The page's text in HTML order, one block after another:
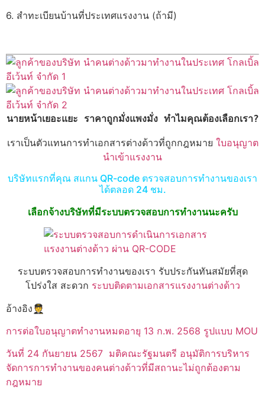
6. สำทะเบียนบ้านที่ประเทศแรงงาน (ถ้ามี)
นายหน้าเยอะแยะ ราคาถูกมั่งแพงมั่ง ทำไมคุณต้องเลือกเรา?
เราเป็นตัวแทนการทำเอกสารต่างด้าวที่ถูกกฎหมาย ใบอนุญาต
นำเข้าแรงงาน
บริษัทแรกที่คุณ สแกน QR-code ตรวจสอบการทำงานของเรา
ได้ตลอด 24 ชม.
เลือกจ้างบริษัทที่มีระบบตรวจสอบการทำงานนะครับ
ระบบตรวจสอบการทำงานของเรา รับประกันทันสมัยที่สุด
โปร่งใส สะดวก ระบบติดตามเอกสารแรงงานต่างด้าว
อ้างอิง🧑‍✈️
การต่อใบอนุญาตทำงานหมดอายุ 13 ก.พ. 2568 รูปแบบ MOU
วันที่ 24 กันยายน 2567 มติคณะรัฐมนตรี อนุมัติการบริหาร
จัดการการทำงานของคนต่างด้าวที่มีสถานะไม่ถูกต้องตาม
กฎหมาย